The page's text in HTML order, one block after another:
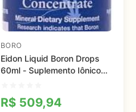
BORO
Eidon Liquid Boron Drops
60ml - Suplemento Iônico
R$ 509,94